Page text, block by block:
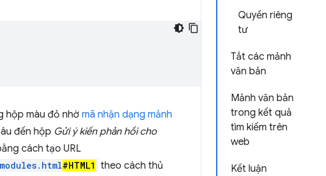
Quyền riêng
tư
Tắt các mảnh
văn bản
Mảnh văn bản
trong kết quả
tìm kiếm trên
web
Kết luận
hộp màu đỏ nhờ mã nhận dạng mảnh
đến hộp Gửi ý kiến phản hồi cho
cách tạo URL
#HTML1 theo cách thủ